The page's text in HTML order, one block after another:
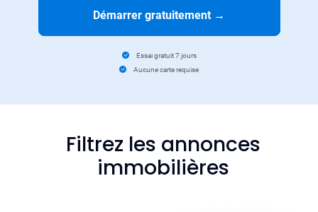
Démarrer gratuitement →
Essai gratuit 7 jours
Aucune carte requise
Filtrez les annonces
immobilières